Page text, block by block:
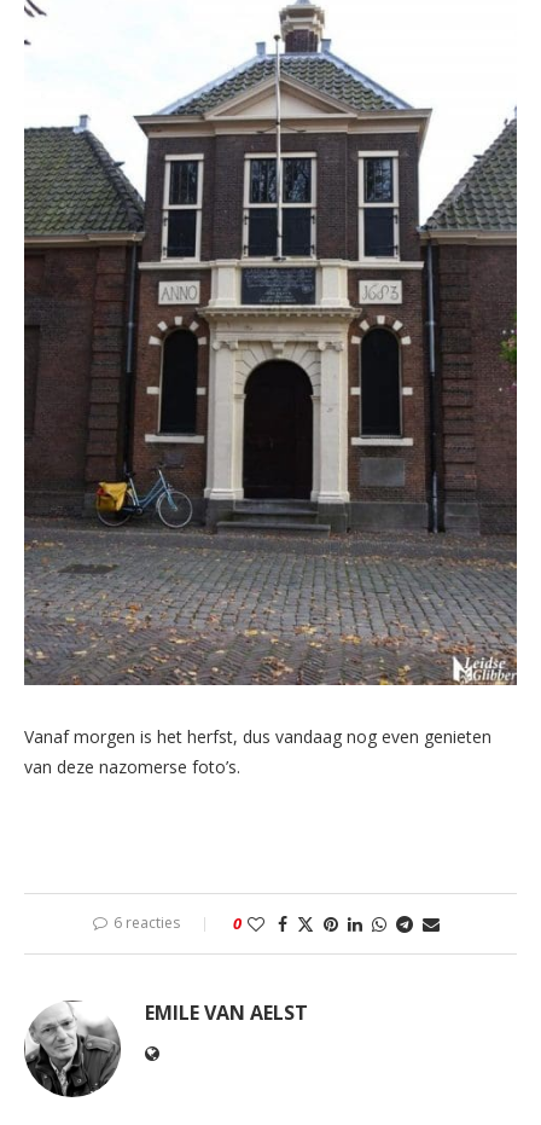
Vanaf morgen is het herfst, dus vandaag nog even genieten
van deze nazomerse foto’s.
6 reacties 0
EMILE VAN AELST